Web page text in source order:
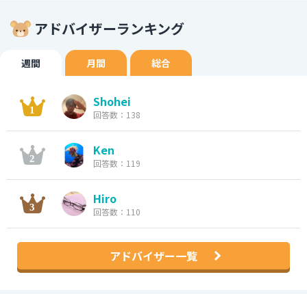
アドバイザーランキング
週間 月間 総合
Shohei
回答数：138
Ken
回答数：119
Hiro
回答数：110
アドバイザー一覧